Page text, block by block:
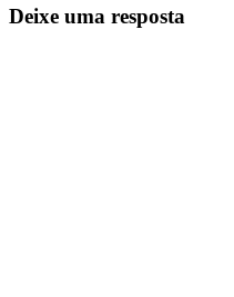
Deixe uma resposta